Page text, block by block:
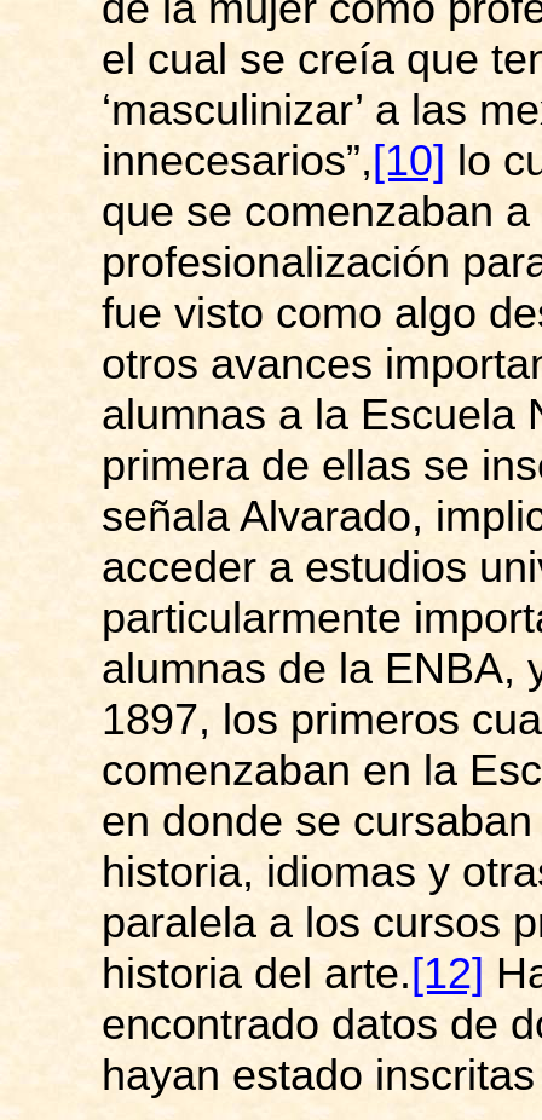
el cual se creía que
‘masculinizar’ a las
innecesarios”, [10] lo
que se comenzaban
profesionalización
fue visto como algo
otros avances
alumnas a la Escuela
primera de ellas se
señala Alvarado,
acceder a estudios
particularmente
alumnas de la ENBA,
1897, los primeros
comenzaban en la
en donde se
historia, idiomas y
paralela a los cursos
historia del arte. [12]
encontrado datos de
hayan estado